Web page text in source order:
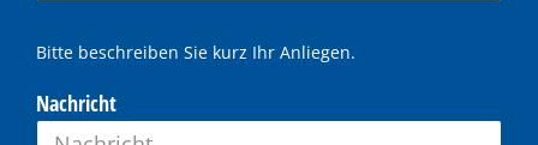
Bitte beschreiben Sie kurz Ihr Anliegen.
Nachricht